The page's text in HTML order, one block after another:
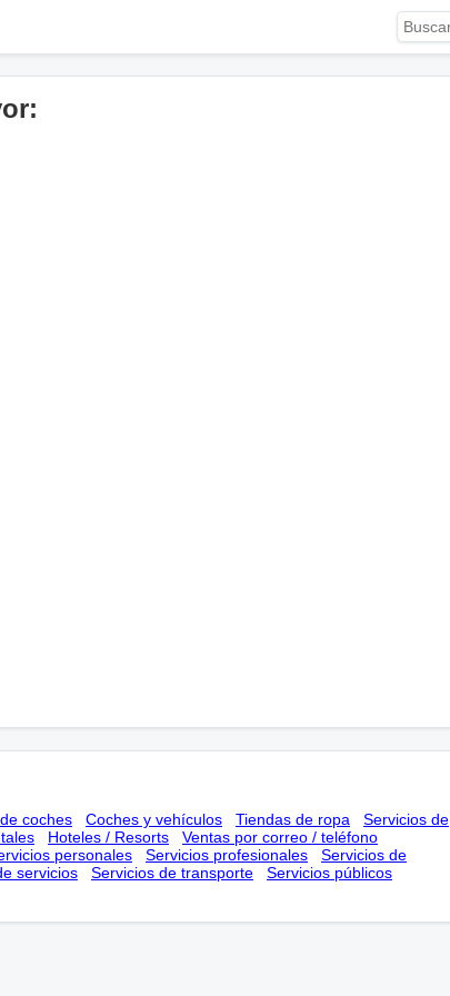
coches Coches y vehículos Tiendas de ropa
Servicios de
Hoteles / Resorts
Ventas por correo / teléfono
personales Servicios profesionales
Servicios de
servicios Servicios de transporte
Servicios públicos